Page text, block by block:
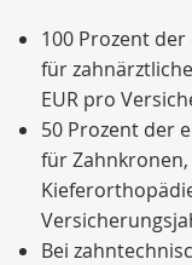
100 Prozent
für
EUR pro
50 Prozent der
für
Bei